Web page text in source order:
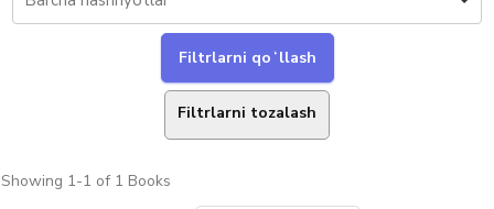
Filtrlarni tozalash
Showing 1-1 of 1 Books